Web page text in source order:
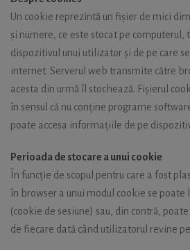
Un cookie reprezintă un fișier de mici
și numere, ce este stocat pe
dispozitivul unui utilizator și de pe care
internet. Serverul web transmite către
acesta din urmă îl stochează. Fișierul
în sensul că nu conține programe
poate accesa informațiile de pe
Perioada de stocare a unui cookie
În funcție de scopul pentru care a fost
în browser a unui modul cookie se
(cookie de sesiune) sau, din contră,
de fiecare dată când utilizatorul revine